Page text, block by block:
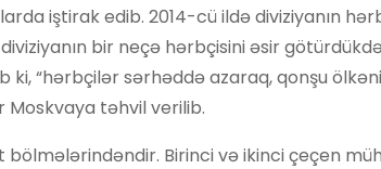
iştirak edib. 2014-cü ildə diviziyanın
bir neçə hərbçisini əsir
ki, “hərbçilər sərhəddə azaraq, qonşu
Moskvaya təhvil verilib.
Birinci və ikinci çeçen